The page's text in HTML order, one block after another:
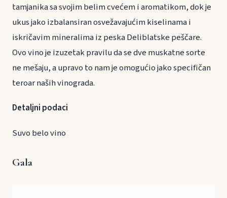
tamjanika sa svojim belim cvećem i aromatikom, dok je
ukus jako izbalansiran osvežavajućim kiselinama i
iskričavim mineralima iz peska Deliblatske peščare.
Ovo vino je izuzetak pravilu da se dve muskatne sorte
ne mešaju, a upravo to nam je omogućio jako specifičan
teroar naših vinograda.
Detaljni podaci
Suvo belo vino
Gala